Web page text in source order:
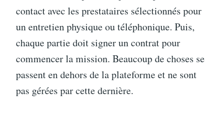
contact avec les prestataires sélectionnés pour
un entretien physique ou téléphonique. Puis,
chaque partie doit signer un contrat pour
commencer la mission. Beaucoup de choses se
passent en dehors de la plateforme et ne sont
pas gérées par cette dernière.